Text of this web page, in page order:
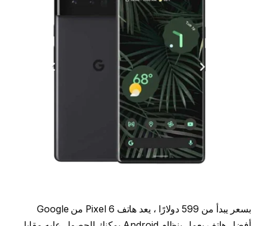
بسعر يبدأ من 599 دولارًا ، يعد هاتف Pixel 6 من Google